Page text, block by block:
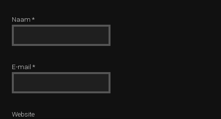
Naam *
E-mail *
Website